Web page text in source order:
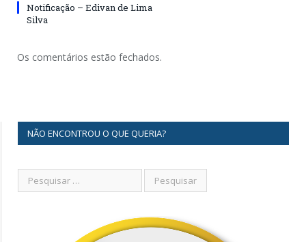
Notificação – Edivan de Lima
Silva
Os comentários estão fechados.
NÃO ENCONTROU O QUE QUERIA?